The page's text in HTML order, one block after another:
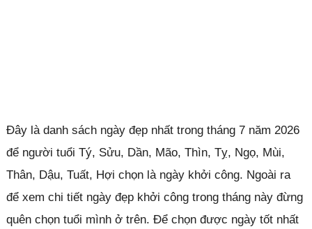
Đây là danh sách ngày đẹp nhất trong tháng 7 năm 2026
để người tuổi Tý, Sửu, Dần, Mão, Thìn, Tỵ, Ngọ, Mùi,
Thân, Dậu, Tuất, Hợi chọn là ngày khởi công. Ngoài ra
để xem chi tiết ngày đẹp khởi công trong tháng này đừng
quên chọn tuổi mình ở trên. Để chọn được ngày tốt nhất